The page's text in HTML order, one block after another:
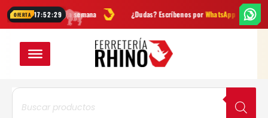
OFERTA 17:52:28
cada semana ¿Dudas? Escríbenos porWhatsApp Envío GRATIS
Búsqueda
productos